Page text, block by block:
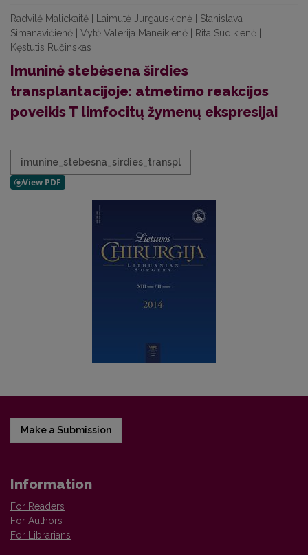
Radvilė Malickaitė | Laimutė Jurgauskienė | Stanislava
Simanavičienė | Vytė Valerija Maneikienė | Rita Sudikienė |
Kęstutis Ručinskas
Imuninė stebėsena širdies
transplantacijoje: atmetimo reakcijos
poveikis T limfocitų žymenų ekspresijai
imunine_stebesna_sirdies_transpl
Make a Submission
Information
For Readers
For Authors
For Librarians